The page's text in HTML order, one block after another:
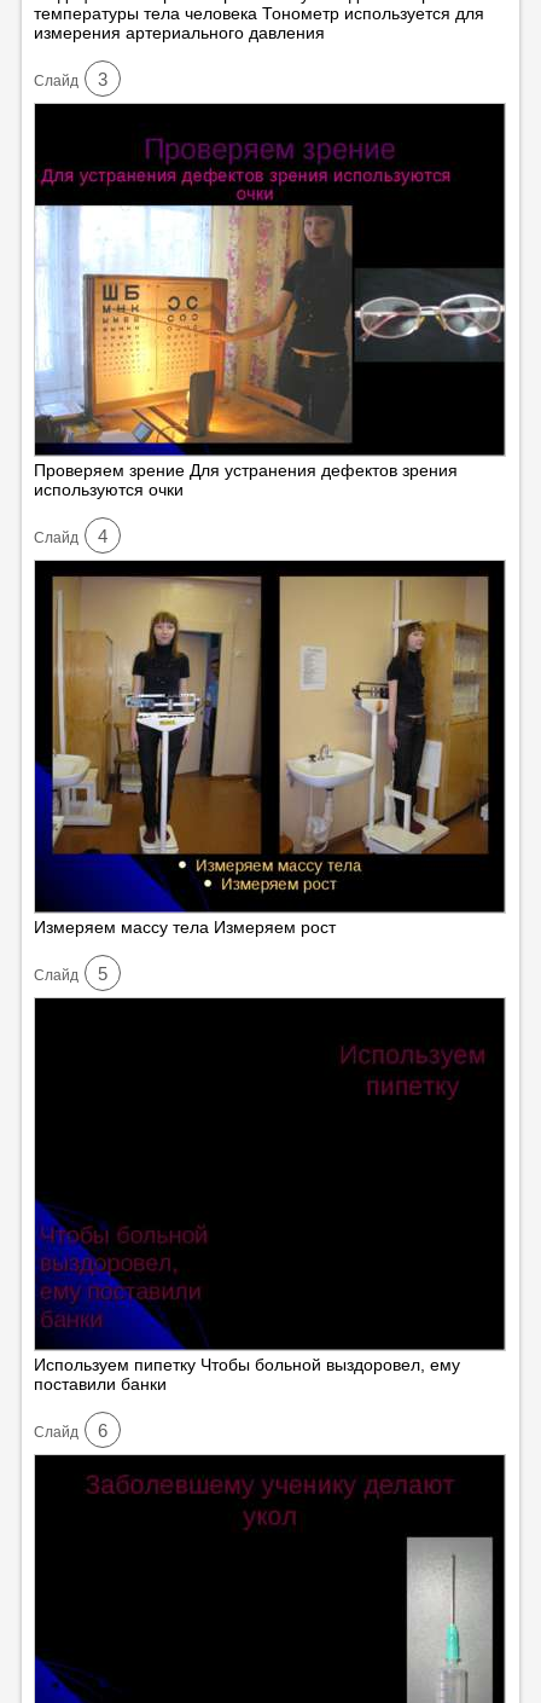
температуры тела человека Тонометр используется для
измерения артериального давления
Cлайд 3
Проверяем зрение Для устранения дефектов зрения
используются очки
Cлайд 4
Измеряем массу тела Измеряем рост
Cлайд 5
Используем пипетку Чтобы больной выздоровел, ему
поставили банки
Cлайд 6